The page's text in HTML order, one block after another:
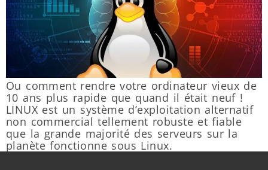
Ou comment rendre votre ordinateur vieux de
10 ans plus rapide que quand il était neuf !
LINUX est un système d’exploitation alternatif
non commercial tellement robuste et fiable
que la grande majorité des serveurs sur la
planète fonctionne sous Linux.